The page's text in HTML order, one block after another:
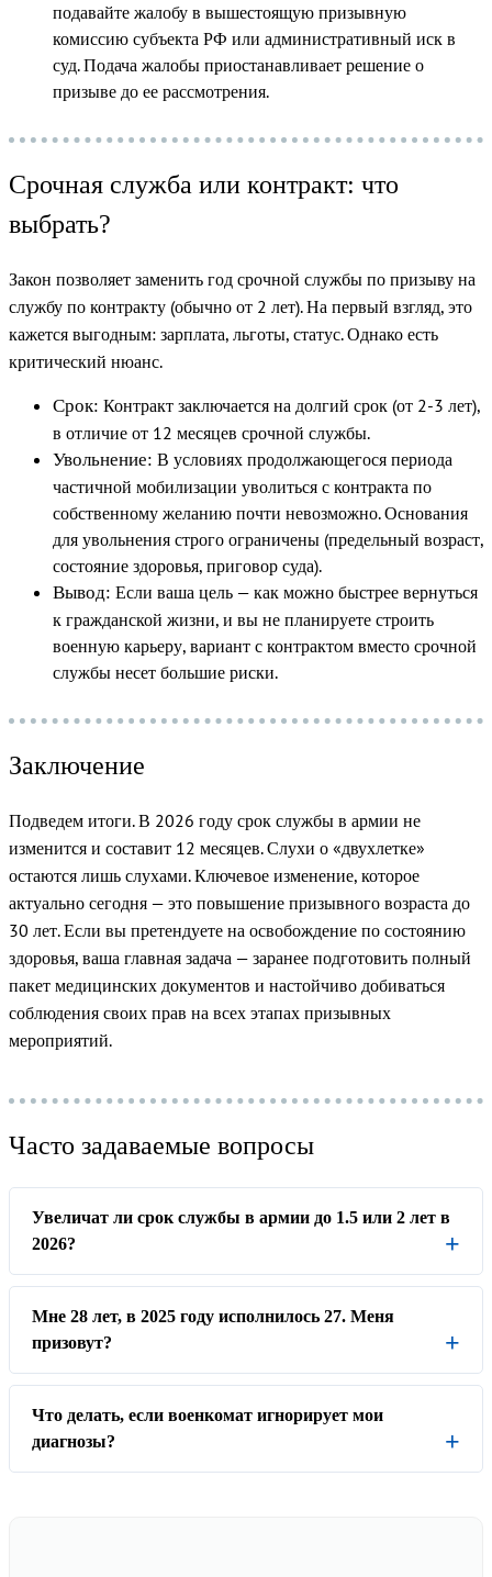
подавайте жалобу в вышестоящую призывную
комиссию субъекта РФ или административный иск в
суд. Подача жалобы приостанавливает решение о
призыве до ее рассмотрения.
Срочная служба или контракт: что
выбрать?
Закон позволяет заменить год срочной службы по призыву на
службу по контракту (обычно от 2 лет). На первый взгляд, это
кажется выгодным: зарплата, льготы, статус. Однако есть
критический нюанс.
Срок: Контракт заключается на долгий срок (от 2-3 лет),
в отличие от 12 месяцев срочной службы.
Увольнение: В условиях продолжающегося периода
частичной мобилизации уволиться с контракта по
собственному желанию почти невозможно.Основания
для увольнения строго ограничены (предельный возраст,
состояние здоровья, приговор суда).
Вывод: Если ваша цель — как можно быстрее вернуться
к гражданской жизни, и вы не планируете строить
военную карьеру, вариант с контрактом вместо срочной
службы несет большие риски.
Заключение
Подведем итоги. В 2026 году срок службы в армии не
изменится и составит 12 месяцев. Слухи о «двухлетке»
остаются лишь слухами. Ключевое изменение, которое
актуально сегодня — это повышение призывного возраста до
30 лет. Если вы претендуете на освобождение по состоянию
здоровья, ваша главная задача — заранее подготовить полный
пакет медицинских документов и настойчиво добиваться
соблюдения своих прав на всех этапах призывных
мероприятий.
Часто задаваемые вопросы
Увеличат ли срок службы в армии до 1.5 или 2 лет в
2026?
Мне 28 лет, в 2025 году исполнилось 27. Меня
призовут?
Что делать, если военкомат игнорирует мои
диагнозы?